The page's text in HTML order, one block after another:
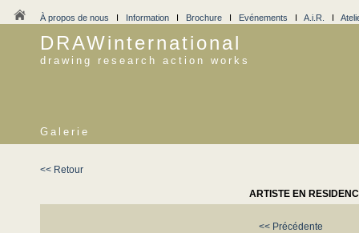
À propos de nous I Information I Brochure I Evénements I A.i.R. I
DRAWinternational
drawing research action works
Galerie
<< Retour
ARTISTE EN
<< Précédente